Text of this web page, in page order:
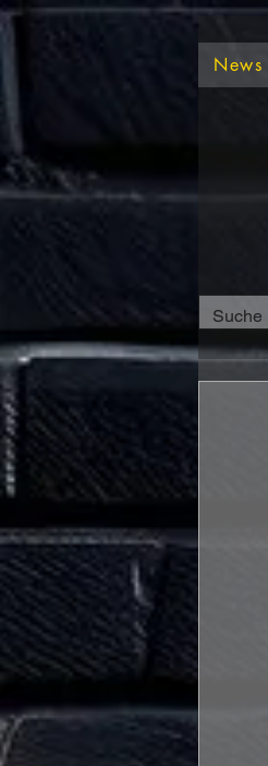
News